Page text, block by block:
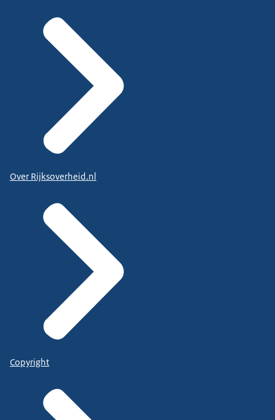
Over Rijksoverheid.nl
Copyright